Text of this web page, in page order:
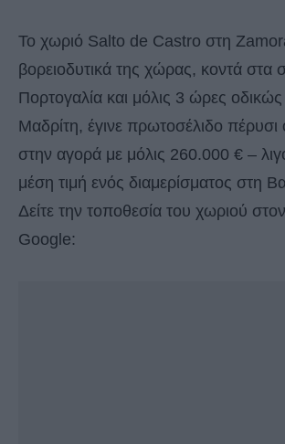
Το χωριό Salto de Castro στη
βορειοδυτικά της χώρας, κοντά στα
Πορτογαλία και μόλις 3 ώρες
Μαδρίτη, έγινε πρωτοσέλιδο πέρυσι
στην αγορά με μόλις 260.000 € –
μέση τιμή ενός διαμερίσματος στη
Δείτε την τοποθεσία του χωριού
Google: